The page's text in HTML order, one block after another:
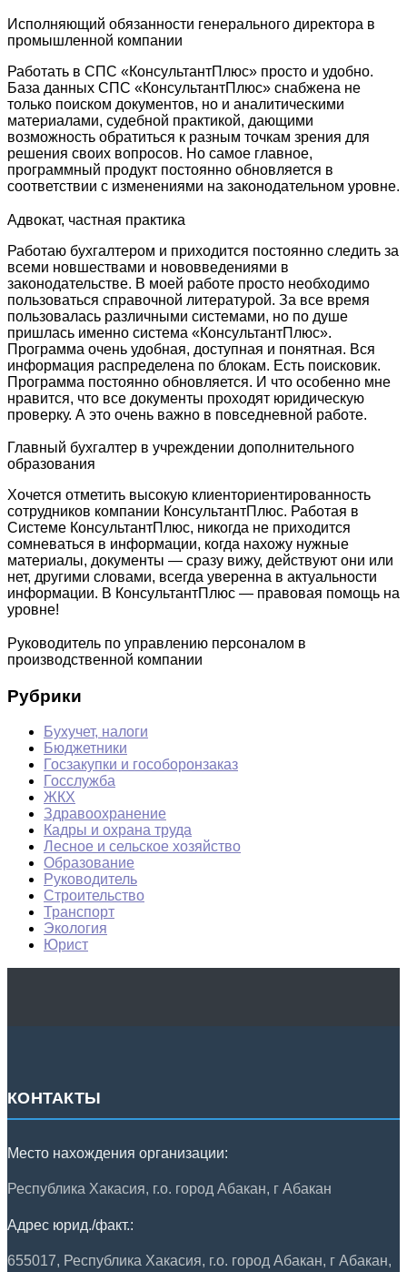
Исполняющий обязанности генерального директора в
промышленной компании
Работать в СПС «КонсультантПлюс» просто и удобно.
База данных СПС «КонсультантПлюс» снабжена не
только поиском документов, но и аналитическими
материалами, судебной практикой, дающими
возможность обратиться к разным точкам зрения для
решения своих вопросов. Но самое главное,
программный продукт постоянно обновляется в
соответствии с изменениями на законодательном уровне.
Адвокат, частная практика
Работаю бухгалтером и приходится постоянно следить за
всеми новшествами и нововведениями в
законодательстве. В моей работе просто необходимо
пользоваться справочной литературой. За все время
пользовалась различными системами, но по душе
пришлась именно система «КонсультантПлюс».
Программа очень удобная, доступная и понятная. Вся
информация распределена по блокам. Есть поисковик.
Программа постоянно обновляется. И что особенно мне
нравится, что все документы проходят юридическую
проверку. А это очень важно в повседневной работе.
Главный бухгалтер в учреждении дополнительного
образования
Хочется отметить высокую клиенториентированность
сотрудников компании КонсультантПлюс. Работая в
Системе КонсультантПлюс, никогда не приходится
сомневаться в информации, когда нахожу нужные
материалы, документы — сразу вижу, действуют они или
нет, другими словами, всегда уверенна в актуальности
информации. В КонсультантПлюс — правовая помощь на
уровне!
Руководитель по управлению персоналом в
производственной компании
Рубрики
Бухучет, налоги
Бюджетники
Госзакупки и гособоронзаказ
Госслужба
ЖКХ
Здравоохранение
Кадры и охрана труда
Лесное и сельское хозяйство
Образование
Руководитель
Строительство
Транспорт
Экология
Юрист
КОНТАКТЫ
Место нахождения организации:
Республика Хакасия, г.о. город Абакан, г Абакан
Адрес юрид./факт.:
655017, Республика Хакасия, г.о. город Абакан, г Абакан,